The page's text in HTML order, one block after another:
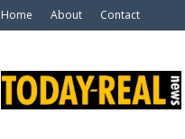
Home About Contact